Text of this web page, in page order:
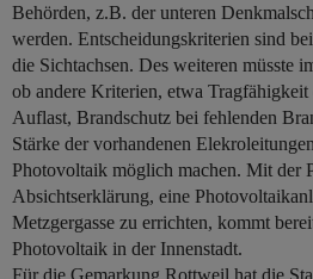
Behörden, z.B. der unteren
werden. Entscheidungskriterien sind
die Sichtachsen. Des weiteren müsste
ob andere Kriterien, etwa
Auflast, Brandschutz bei fehlenden
Stärke der vorhandenen
Photovoltaik möglich machen. Mit der
Absichtserklärung, eine
Metzgergasse zu errichten, kommt
Photovoltaik in der Innenstadt.
Für die Gemarkung Rottweil hat die